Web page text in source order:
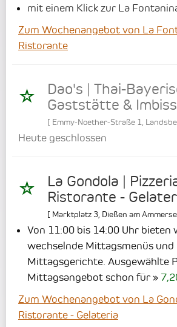
mit einem Klick zur La
Zum Wochenangebot von La
Ristorante
Dao's | Thai-
Gaststätte & Imbiss
[ Emmy-Noether-Straße 1,
Heute geschlossen
La Gondola |
Ristorante -
[ Marktplatz 3, Dießen am
Von 11:00 bis 14:00 Uhr bieten
wechselnde Mittagsmenüs und
Mittagsgerichte. Ausgewählte
Mittagsangebot schon für
Zum Wochenangebot von La
Ristorante - Gelateria